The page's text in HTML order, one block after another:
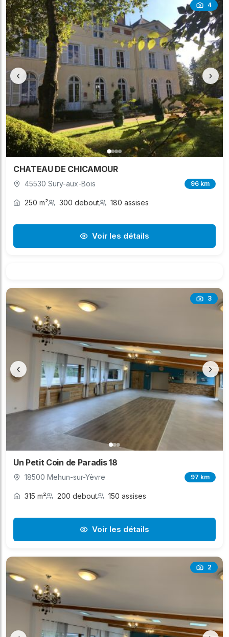
4
‹ ›
CHATEAU DE CHICAMOUR
45530 Sury-aux-Bois 96 km
250 m² 300 debout 180 assises
Voir les détails
3
‹ ›
Un Petit Coin de Paradis 18
18500 Mehun-sur-Yèvre 97 km
315 m² 200 debout 150 assises
Voir les détails
2